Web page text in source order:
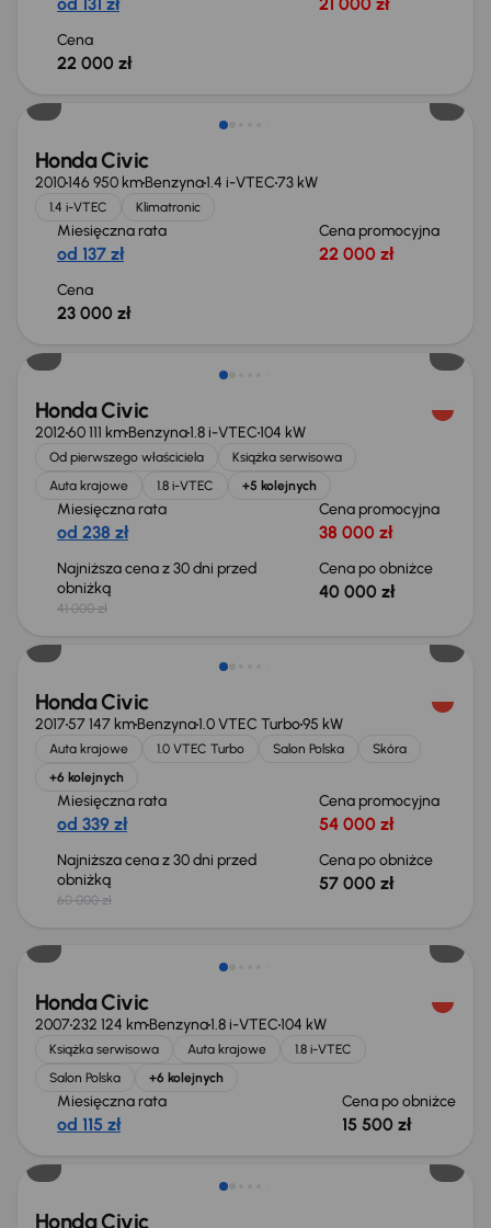
Cena
22 000 zł
Honda Civic
2010146 950 kmBenzyna1.4 i-VTEC73 kW
1.4 i-VTEC Klimatronic
Miesięczna rata
od 137 zł
Cena promocyjna
22 000 zł
Cena
23 000 zł
Honda Civic
201260 111 kmBenzyna1.8 i-VTEC104 kW
Od pierwszego właściciela
Książka serwisowa
Auta krajowe
1.8 i-VTEC +5 kolejnych
Miesięczna rata
od 238 zł
Cena promocyjna
38 000 zł
Najniższa cena z 30 dni przed
obniżką
41 000 zł
Cena po obniżce
40 000 zł
Taniej o 3 000 zł
Honda Civic
201757 147 kmBenzyna1.0 VTEC Turbo95 kW
Auta krajowe 1.0 VTEC Turbo Salon Polska
Skóra
+6 kolejnych
Miesięczna rata
od 339 zł
Cena promocyjna
54 000 zł
Najniższa cena z 30 dni przed
obniżką
60 000 zł
Cena po obniżce
57 000 zł
Honda Civic
2007232 124 kmBenzyna1.8 i-VTEC104 kW
Książka serwisowa Auta krajowe
1.8 i-VTEC
Salon Polska
+6 kolejnych
Miesięczna rata
od 115 zł
Cena po obniżce
15 500 zł
Taniej o 1 000 zł
Honda Civic